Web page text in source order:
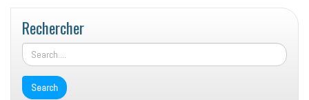
Rechercher